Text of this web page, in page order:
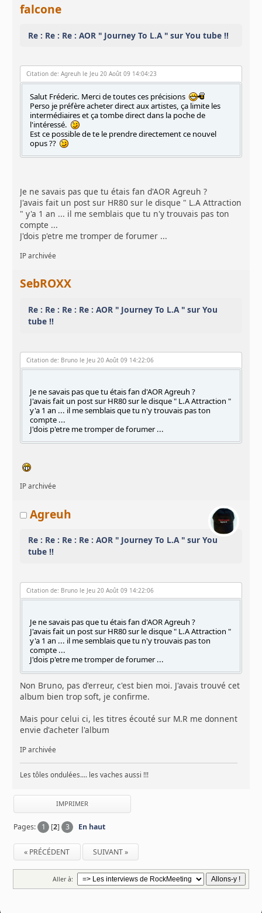
falcone
Re : Re : Re : AOR " Journey To L.A " sur You tube !!
Citation de: Agreuh le Jeu 20 Août 09 14:04:23
Salut Fréderic. Merci de toutes ces précisions
Perso je préfère acheter direct aux artistes, ça limite les
intermédiaires et ça tombe direct dans la poche de
l'intéressé.
Est ce possible de te le prendre directement ce nouvel
opus ??
Je ne savais pas que tu étais fan d'AOR Agreuh ?
J'avais fait un post sur HR80 sur le disque " L.A Attraction
" y'a 1 an ... il me semblais que tu n'y trouvais pas ton
compte ...
J'dois p'etre me tromper de forumer ...
IP archivée
SebROXX
Re : Re : Re : Re : AOR " Journey To L.A " sur You
tube !!
Citation de: Bruno le Jeu 20 Août 09 14:22:06
Je ne savais pas que tu étais fan d'AOR Agreuh ?
J'avais fait un post sur HR80 sur le disque " L.A Attraction "
y'a 1 an ... il me semblais que tu n'y trouvais pas ton
compte ...
J'dois p'etre me tromper de forumer ...
IP archivée
Agreuh
Re : Re : Re : Re : AOR " Journey To L.A " sur You
tube !!
Citation de: Bruno le Jeu 20 Août 09 14:22:06
Je ne savais pas que tu étais fan d'AOR Agreuh ?
J'avais fait un post sur HR80 sur le disque " L.A Attraction "
y'a 1 an ... il me semblais que tu n'y trouvais pas ton
compte ...
J'dois p'etre me tromper de forumer ...
Non Bruno, pas d'erreur, c'est bien moi. J'avais trouvé cet
album bien trop soft, je confirme.
Mais pour celui ci, les titres écouté sur M.R me donnent
envie d'acheter l'album
IP archivée
Les tôles ondulées.... les vaches aussi !!!
IMPRIMER
Pages: 1 [2] 3 En haut
« PRÉCÉDENT SUIVANT »
Aller à: